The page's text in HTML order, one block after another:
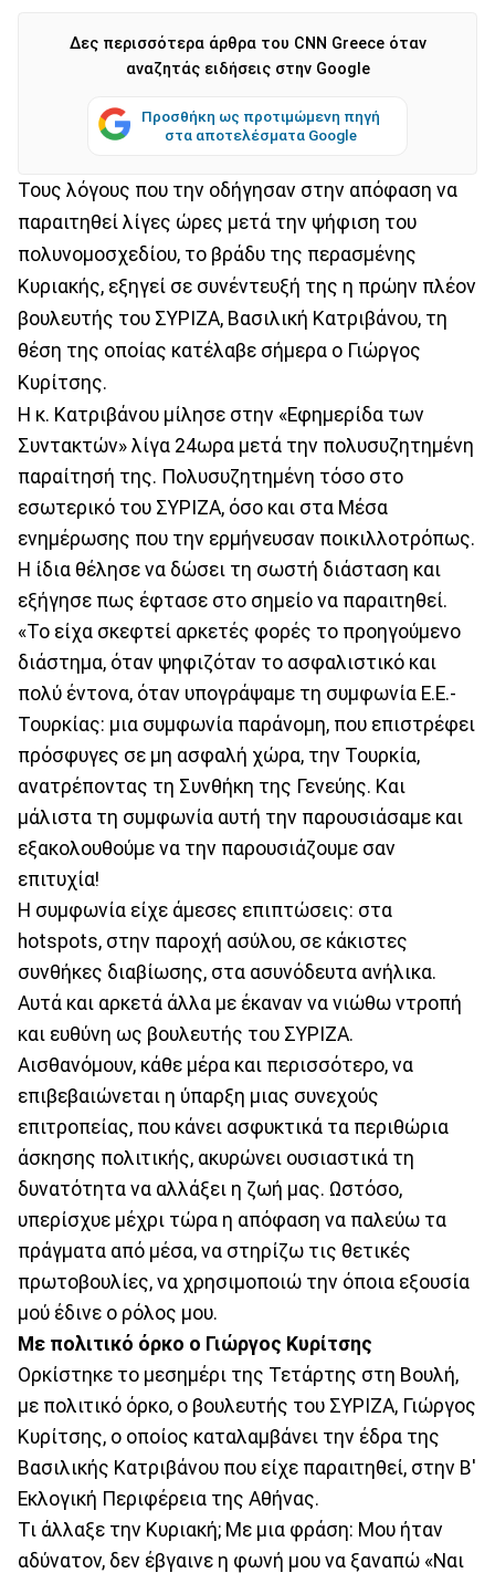
Δες περισσότερα άρθρα του CNN Greece όταν
αναζητάς ειδήσεις στην Google
Προσθήκη ως προτιμώμενη πηγή
στα αποτελέσματα Google
Τους λόγους που την οδήγησαν στην απόφαση να
παραιτηθεί λίγες ώρες μετά την ψήφιση του
πολυνομοσχεδίου, το βράδυ της περασμένης
Κυριακής, εξηγεί σε συνέντευξή της η πρώην πλέον
βουλευτής του ΣΥΡΙΖΑ, Βασιλική Κατριβάνου, τη
θέση της οποίας κατέλαβε σήμερα ο Γιώργος
Κυρίτσης.
Η κ. Κατριβάνου μίλησε στην «Εφημερίδα των
Συντακτών» λίγα 24ωρα μετά την πολυσυζητημένη
παραίτησή της. Πολυσυζητημένη τόσο στο
εσωτερικό του ΣΥΡΙΖΑ, όσο και στα Μέσα
ενημέρωσης που την ερμήνευσαν ποικιλλοτρόπως.
Η ίδια θέλησε να δώσει τη σωστή διάσταση και
εξήγησε πως έφτασε στο σημείο να παραιτηθεί.
«Το είχα σκεφτεί αρκετές φορές το προηγούμενο
διάστημα, όταν ψηφιζόταν το ασφαλιστικό και
πολύ έντονα, όταν υπογράψαμε τη συμφωνία Ε.Ε.-
Τουρκίας: μια συμφωνία παράνομη, που επιστρέφει
πρόσφυγες σε μη ασφαλή χώρα, την Τουρκία,
ανατρέποντας τη Συνθήκη της Γενεύης. Και
μάλιστα τη συμφωνία αυτή την παρουσιάσαμε και
εξακολουθούμε να την παρουσιάζουμε σαν
επιτυχία!
Η συμφωνία είχε άμεσες επιπτώσεις: στα
hotspots, στην παροχή ασύλου, σε κάκιστες
συνθήκες διαβίωσης, στα ασυνόδευτα ανήλικα.
Αυτά και αρκετά άλλα με έκαναν να νιώθω ντροπή
και ευθύνη ως βουλευτής του ΣΥΡΙΖΑ.
Αισθανόμουν, κάθε μέρα και περισσότερο, να
επιβεβαιώνεται η ύπαρξη μιας συνεχούς
επιτροπείας, που κάνει ασφυκτικά τα περιθώρια
άσκησης πολιτικής, ακυρώνει ουσιαστικά τη
δυνατότητα να αλλάξει η ζωή μας. Ωστόσο,
υπερίσχυε μέχρι τώρα η απόφαση να παλεύω τα
πράγματα από μέσα, να στηρίζω τις θετικές
πρωτοβουλίες, να χρησιμοποιώ την όποια εξουσία
μού έδινε ο ρόλος μου.
Με πολιτικό όρκο ο Γιώργος Κυρίτσης
Ορκίστηκε το μεσημέρι της Τετάρτης στη Βουλή,
με πολιτικό όρκο, ο βουλευτής του ΣΥΡΙΖΑ, Γιώργος
Κυρίτσης, ο οποίος καταλαμβάνει την έδρα της
Βασιλικής Κατριβάνου που είχε παραιτηθεί, στην Β'
Εκλογική Περιφέρεια της Αθήνας.
Τι άλλαξε την Κυριακή; Με μια φράση: Μου ήταν
αδύνατον, δεν έβγαινε η φωνή μου να ξαναπώ «Ναι